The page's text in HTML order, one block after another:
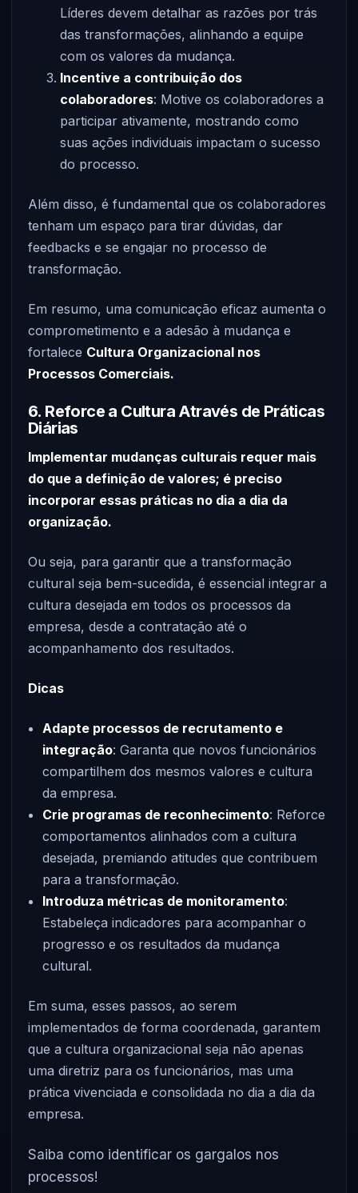
Líderes devem detalhar as razões por trás
das transformações, alinhando a equipe
com os valores da mudança.
Incentive a contribuição dos
colaboradores: Motive os colaboradores a
participar ativamente, mostrando como
suas ações individuais impactam o sucesso
do processo.
Além disso, é fundamental que os colaboradores
tenham um espaço para tirar dúvidas, dar
feedbacks e se engajar no processo de
transformação.
Em resumo, uma comunicação eficaz aumenta o
comprometimento e a adesão à mudança e
fortalece Cultura Organizacional nos
Processos Comerciais.
6. Reforce a Cultura Através de Práticas
Diárias
Implementar mudanças culturais requer mais
do que a definição de valores; é preciso
incorporar essas práticas no dia a dia da
organização.
Ou seja, para garantir que a transformação
cultural seja bem-sucedida, é essencial integrar a
cultura desejada em todos os processos da
empresa, desde a contratação até o
acompanhamento dos resultados.
Dicas
Adapte processos de recrutamento e
integração: Garanta que novos funcionários
compartilhem dos mesmos valores e cultura
da empresa.
Crie programas de reconhecimento: Reforce
comportamentos alinhados com a cultura
desejada, premiando atitudes que contribuem
para a transformação.
Introduza métricas de monitoramento:
Estabeleça indicadores para acompanhar o
progresso e os resultados da mudança
cultural.
Em suma, esses passos, ao serem
implementados de forma coordenada, garantem
que a cultura organizacional seja não apenas
uma diretriz para os funcionários, mas uma
prática vivenciada e consolidada no dia a dia da
empresa.
Saiba como identificar os gargalos nos
processos!